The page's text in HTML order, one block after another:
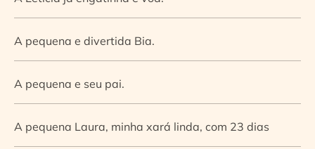
A pequena e divertida Bia.
A pequena e seu pai.
A pequena Laura, minha xará linda, com 23 dias